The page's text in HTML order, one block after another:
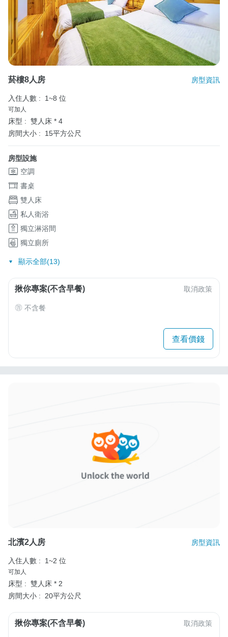
菸樓8人房 房型資訊
入住人數 : 1~8 位
可加人
床型 : 雙人床 * 4
房間大小 :
15平方公尺
房型設施
空調
書桌
雙人床
私人衛浴
獨立淋浴間
獨立廁所
顯示全部(13)
揪你專案(不含早餐) 取消政策
不含餐
查看價錢
北濱2人房 房型資訊
入住人數 : 1~2 位
可加人
床型 : 雙人床 * 2
房間大小 :
20平方公尺
揪你專案(不含早餐) 取消政策